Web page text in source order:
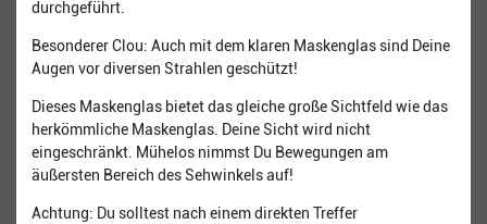
durchgeführt.
Besonderer Clou: Auch mit dem klaren Maskenglas sind Deine
Augen vor diversen Strahlen geschützt!
Dieses Maskenglas bietet das gleiche große Sichtfeld wie das
herkömmliche Maskenglas. Deine Sicht wird nicht
eingeschränkt. Mühelos nimmst Du Bewegungen am
äußersten Bereich des Sehwinkels auf!
Achtung: Du solltest nach einem direkten Treffer